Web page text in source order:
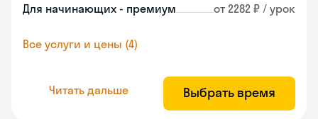
Для начинающих - премиум от 2282 ₽ / урок
Все услуги и цены (4)
Читать дальше Выбрать время